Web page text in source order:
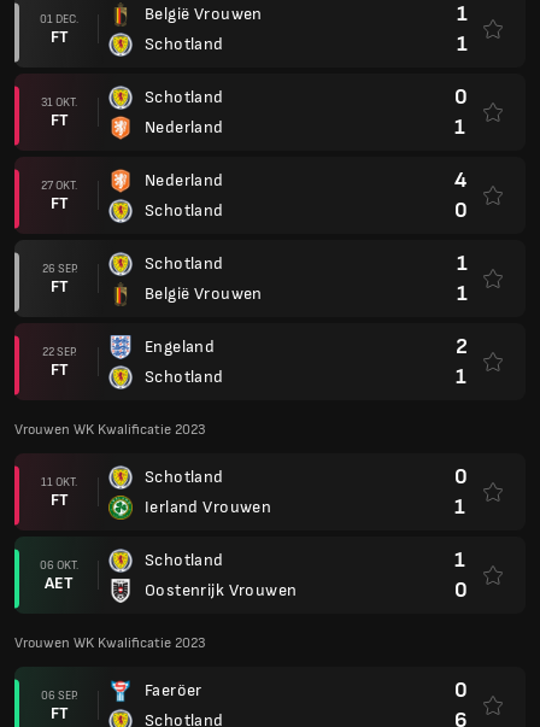
01 DEC.
FT
België Vrouwen
Schotland
1
1
31 OKT.
FT
Schotland
Nederland
0
1
27 OKT.
FT
Nederland
Schotland
4
0
26 SEP.
FT
Schotland
België Vrouwen
1
1
22 SEP.
FT
Engeland
Schotland
2
1
Vrouwen WK Kwalificatie 2023
11 OKT.
FT
Schotland
Ierland Vrouwen
0
1
06 OKT.
AET
Schotland
Oostenrijk Vrouwen
1
0
Vrouwen WK Kwalificatie 2023
06 SEP.
FT
Faeröer
Schotland
0
6